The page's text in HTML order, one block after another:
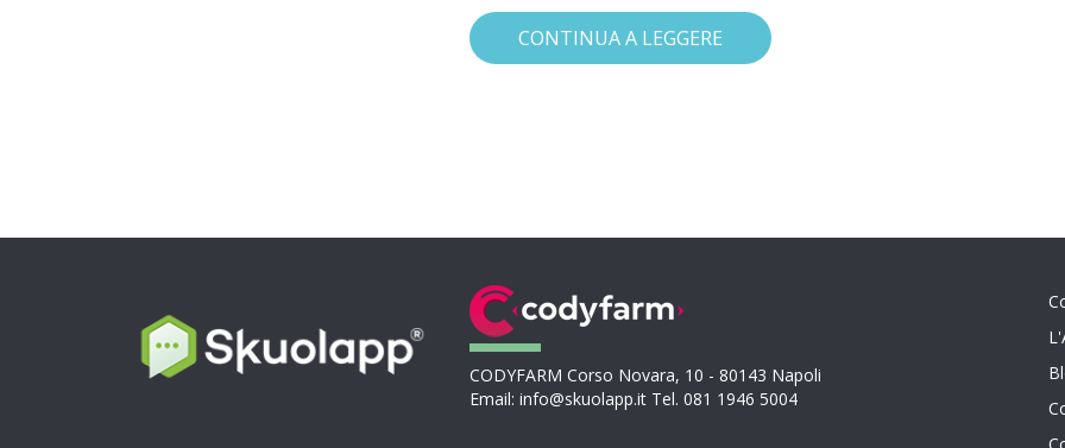
CONTINUA A LEGGERE
CODYFARM Corso Novara, 10 - 80143 Napoli
Email: info@skuolapp.it Tel. 081 1946 5004